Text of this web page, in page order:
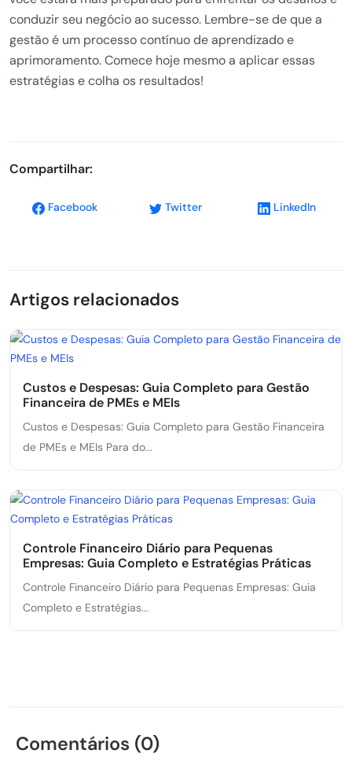
conduzir seu negócio ao sucesso. Lembre-se de que a
gestão é um processo contínuo de aprendizado e
aprimoramento. Comece hoje mesmo a aplicar essas
estratégias e colha os resultados!
Compartilhar:
Facebook Twitter LinkedIn
Artigos relacionados
Custos e Despesas: Guia Completo para Gestão
Financeira de PMEs e MEIs
Custos e Despesas: Guia Completo para Gestão Financeira
de PMEs e MEIs Para do...
Controle Financeiro Diário para Pequenas
Empresas: Guia Completo e Estratégias Práticas
Controle Financeiro Diário para Pequenas Empresas: Guia
Completo e Estratégias...
Comentários (0)